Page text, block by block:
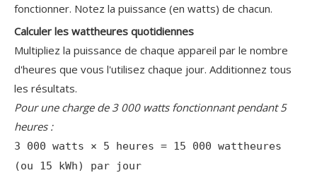
fonctionner. Notez la puissance (en watts) de chacun.
Calculer les wattheures quotidiennes
Multipliez la puissance de chaque appareil par le nombre
d'heures que vous l'utilisez chaque jour. Additionnez tous
les résultats.
Pour une charge de 3 000 watts fonctionnant pendant 5
heures :
3 000 watts × 5 heures = 15 000 wattheures
(ou 15 kWh) par jour